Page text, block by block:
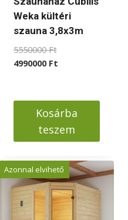
Weka kültéri
szauna 3,8x3m
5550000FtOriginal
price
4990000 FtCurrent
4990000 Ft.
Kosárba
teszem
Azonnal elvihető